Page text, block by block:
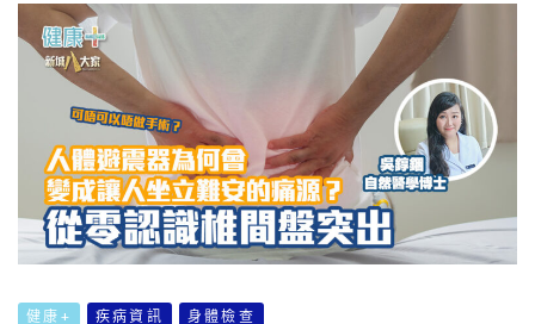
健康+ 疾病資訊 身體檢查